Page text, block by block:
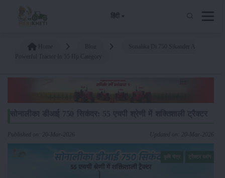
हिंदी
Published on: 20-Mar-2026 Updated on: 20-Mar-2026